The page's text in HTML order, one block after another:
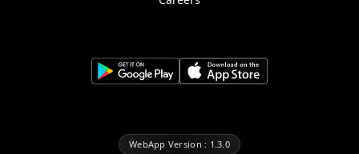
WebApp Version : 1.3.0